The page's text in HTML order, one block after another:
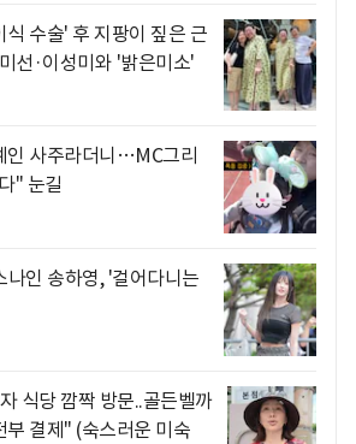
식 수술' 후 지팡이 짚은 근
선·이성미와 '밝은미소'
인 사주라더니…MC그리
" 눈길
나인 송하영, '걸어다니는
식당 깜짝 방문..골든벨까
부 결제" (숙스러운 미숙